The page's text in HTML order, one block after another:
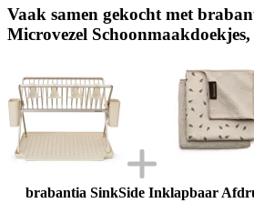
Vaak samen gekocht met
Microvezel
brabantia SinkSide Inklapbaar